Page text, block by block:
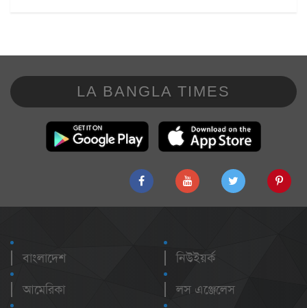
LA BANGLA TIMES
বাংলাদেশ
আমেরিকা
নিউইয়র্ক
লস এঞ্জেলেস